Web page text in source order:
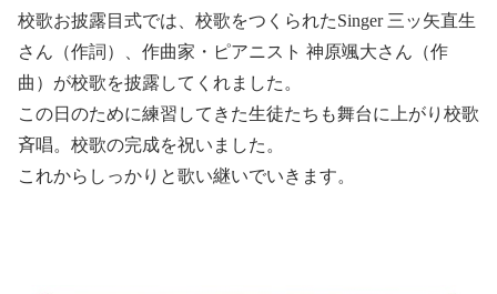
校歌お披露目式では、校歌をつくられたSinger 三ッ矢直生
さん（作詞）、作曲家・ピアニスト 神原颯大さん（作
曲）が校歌を披露してくれました。
この日のために練習してきた生徒たちも舞台に上がり校歌
斉唱。校歌の完成を祝いました。
これからしっかりと歌い継いでいきます。